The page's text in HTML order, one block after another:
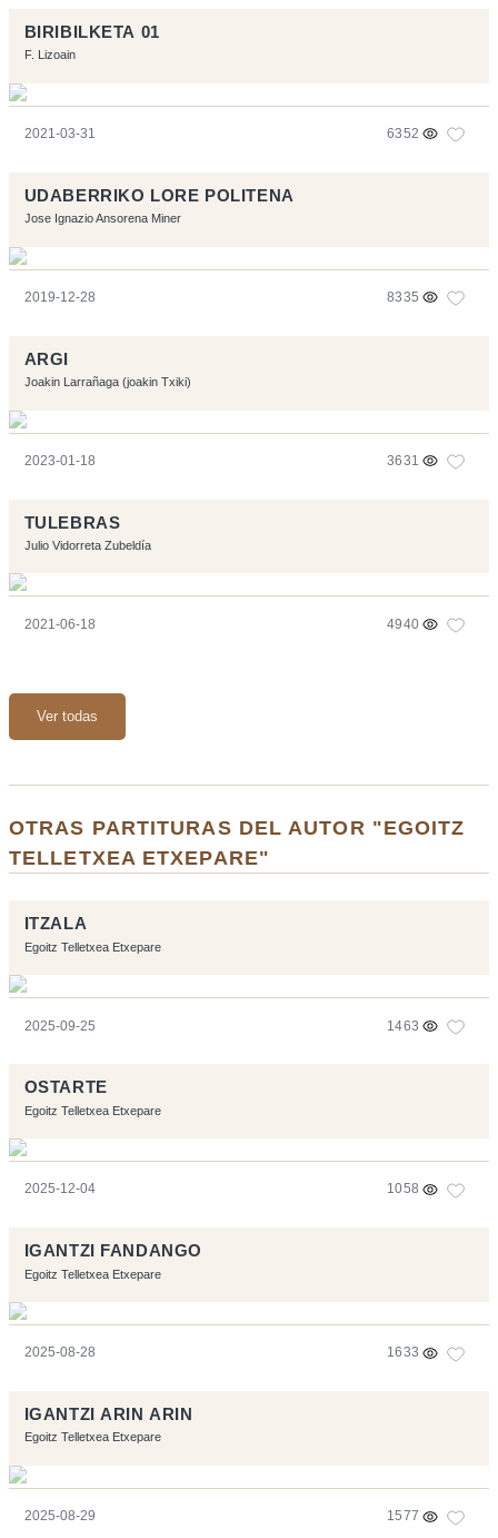
BIRIBILKETA 01
F. Lizoain
2021-03-31 6352
UDABERRIKO LORE POLITENA
Jose Ignazio Ansorena Miner
2019-12-28 8335
ARGI
Joakin Larrañaga (joakin Txiki)
2023-01-18 3631
TULEBRAS
Julio Vidorreta Zubeldía
2021-06-18 4940
Ver todas
OTRAS PARTITURAS DEL AUTOR "EGOITZ
TELLETXEA ETXEPARE"
ITZALA
Egoitz Telletxea Etxepare
2025-09-25 1463
OSTARTE
Egoitz Telletxea Etxepare
2025-12-04 1058
IGANTZI FANDANGO
Egoitz Telletxea Etxepare
2025-08-28 1633
IGANTZI ARIN ARIN
Egoitz Telletxea Etxepare
2025-08-29 1577